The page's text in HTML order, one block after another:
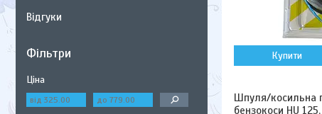
Купити
Шпуля/косильна
бензокоси HU
Відгуки
Фільтри
Ціна